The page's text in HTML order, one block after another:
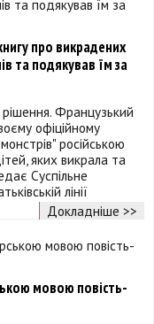
про викрадених
та подякував їм за
Французький
офіційному
російською
яких викрала та
Суспільне
лінії
Докладніше >>
мовою повість-